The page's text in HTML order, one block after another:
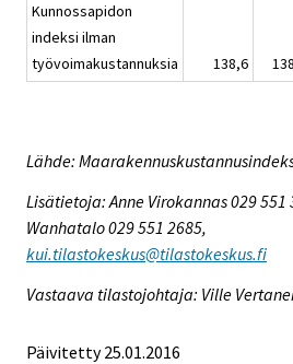
Kunnossapidon
indeksi ilman
työvoimakustannuksia
138,6
Lähde:
Lisätietoja: Anne Virokannas 029 551
Wanhatalo 029 551 2685,
kui.tilastokeskus@tilastokeskus.fi
Vastaava tilastojohtaja: Ville
Päivitetty 25.01.2016